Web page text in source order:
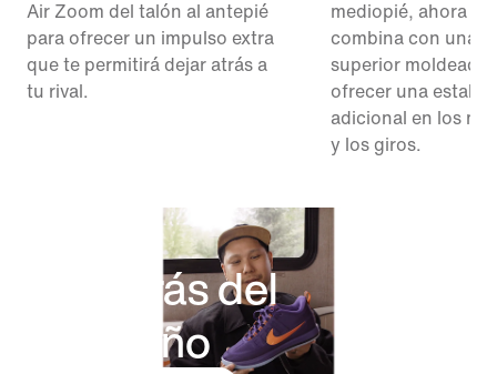
Air Zoom del talón al antepié
para ofrecer un impulso extra
que te permitirá dejar atrás a
tu rival.
mediopié, ahora
combina con una
superior moldeada
ofrecer una
adicional en los
y los giros.
Detrás del
diseño